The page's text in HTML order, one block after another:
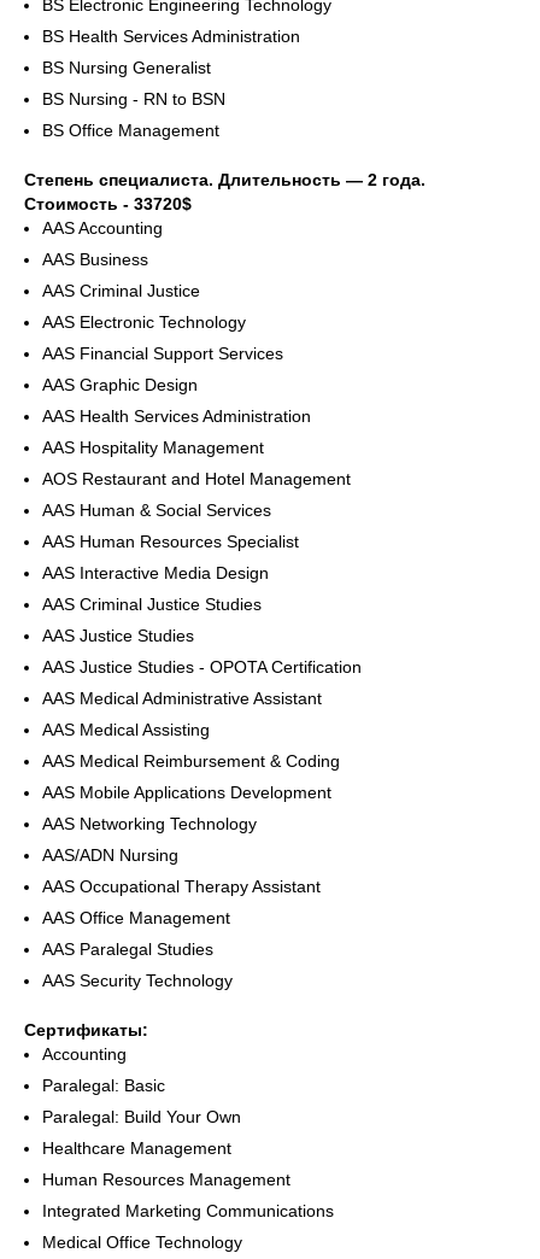
BS Electronic Engineering Technology
BS Health Services Administration
BS Nursing Generalist
BS Nursing - RN to BSN
BS Office Management
Степень специалиста. Длительность — 2 года.
Стоимость - 33720$
AAS Accounting
AAS Business
AAS Criminal Justice
AAS Electronic Technology
AAS Financial Support Services
AAS Graphic Design
AAS Health Services Administration
AAS Hospitality Management
AOS Restaurant and Hotel Management
AAS Human & Social Services
AAS Human Resources Specialist
AAS Interactive Media Design
AAS Criminal Justice Studies
AAS Justice Studies
AAS Justice Studies - OPOTA Certification
AAS Medical Administrative Assistant
AAS Medical Assisting
AAS Medical Reimbursement & Coding
AAS Mobile Applications Development
AAS Networking Technology
AAS/ADN Nursing
AAS Occupational Therapy Assistant
AAS Office Management
AAS Paralegal Studies
AAS Security Technology
Сертификаты:
Accounting
Paralegal: Basic
Paralegal: Build Your Own
Healthcare Management
Human Resources Management
Integrated Marketing Communications
Medical Office Technology